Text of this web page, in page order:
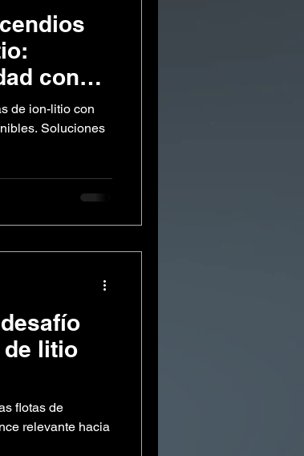
con
de ion-litio con
Soluciones
de litio
flotas de
relevante hacia